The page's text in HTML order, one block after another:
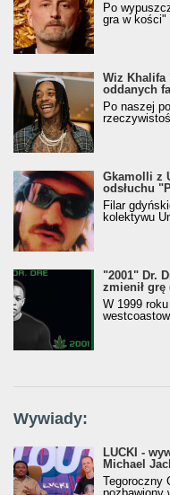
Po
gra w kości"
Wiz Khalifa
oddanych
Po naszej
Gkamolli z
odsłuchu
Filar
kolektywu
"2001" Dr.
zmienił grę
W 1999
Wywiady:
LUCKI -
Michael
Tegoroczny